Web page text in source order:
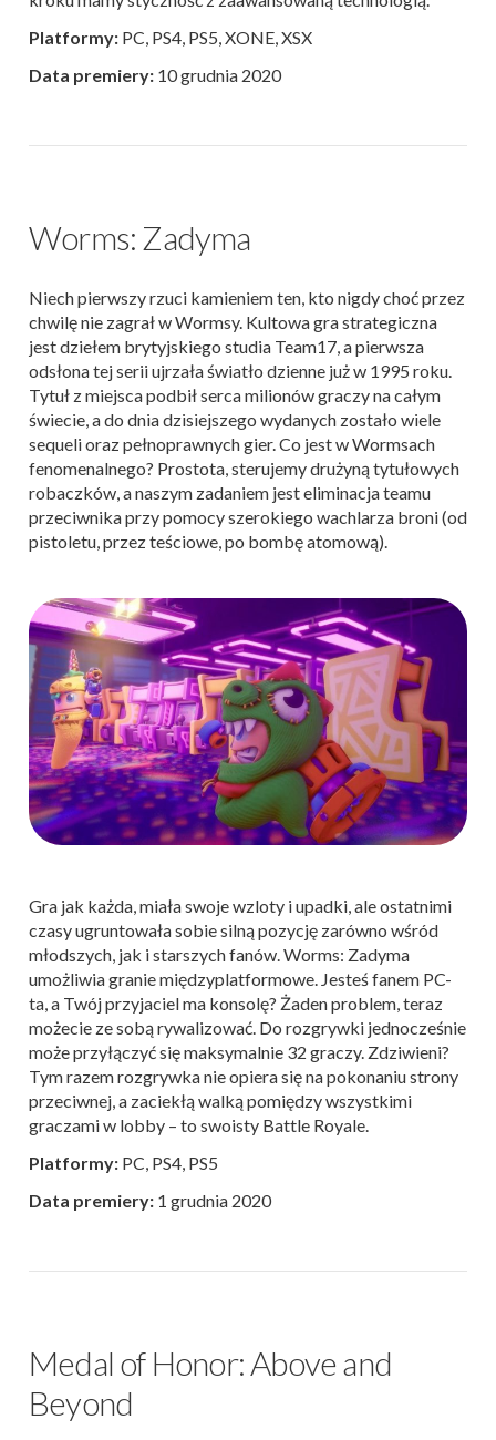
Platformy: PC, PS4, PS5, XONE, XSX
Data premiery: 10 grudnia 2020
Worms: Zadyma
Niech pierwszy rzuci kamieniem ten, kto nigdy choć przez
chwilę nie zagrał w Wormsy. Kultowa gra strategiczna
jest dziełem brytyjskiego studia Team17, a pierwsza
odsłona tej serii ujrzała światło dzienne już w 1995 roku.
Tytuł z miejsca podbił serca milionów graczy na całym
świecie, a do dnia dzisiejszego wydanych zostało wiele
sequeli oraz pełnoprawnych gier. Co jest w Wormsach
fenomenalnego? Prostota, sterujemy drużyną tytułowych
robaczków, a naszym zadaniem jest eliminacja teamu
przeciwnika przy pomocy szerokiego wachlarza broni (od
pistoletu, przez teściowe, po bombę atomową).
Gra jak każda, miała swoje wzloty i upadki, ale ostatnimi
czasy ugruntowała sobie silną pozycję zarówno wśród
młodszych, jak i starszych fanów. Worms: Zadyma
umożliwia granie międzyplatformowe. Jesteś fanem PC-
ta, a Twój przyjaciel ma konsolę? Żaden problem, teraz
możecie ze sobą rywalizować. Do rozgrywki jednocześnie
może przyłączyć się maksymalnie 32 graczy. Zdziwieni?
Tym razem rozgrywka nie opiera się na pokonaniu strony
przeciwnej, a zaciekłą walką pomiędzy wszystkimi
graczami w lobby – to swoisty Battle Royale.
Platformy: PC, PS4, PS5
Data premiery: 1 grudnia 2020
Medal of Honor: Above and
Beyond